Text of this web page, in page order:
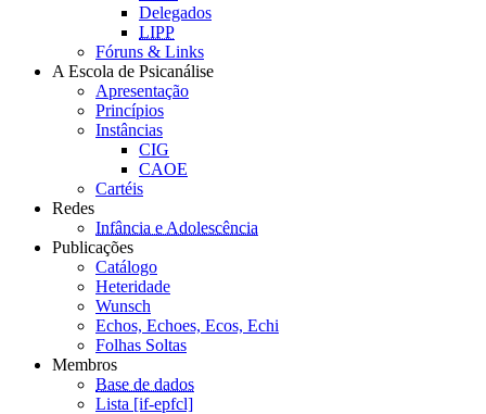
Delegados
LIPP
Fóruns & Links
A Escola de Psicanálise
Apresentação
Princípios
Instâncias
CIG
CAOE
Cartéis
Redes
Infância e Adolescência
Publicações
Catálogo
Heteridade
Wunsch
Echos, Echoes, Ecos, Echi
Folhas Soltas
Membros
Base de dados
Lista [if-epfcl]